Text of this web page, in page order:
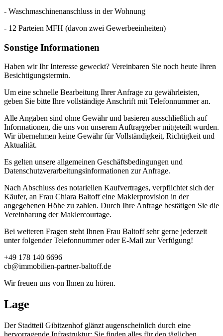
- Waschmaschinenanschluss in der Wohnung
- 12 Parteien MFH (davon zwei Gewerbeeinheiten)
Sonstige Informationen
Haben wir Ihr Interesse geweckt? Vereinbaren Sie noch heute Ihren
Besichtigungstermin.
Um eine schnelle Bearbeitung Ihrer Anfrage zu gewährleisten,
geben Sie bitte Ihre vollständige Anschrift mit Telefonnummer an.
Alle Angaben sind ohne Gewähr und basieren ausschließlich auf
Informationen, die uns von unserem Auftraggeber mitgeteilt wurden.
Wir übernehmen keine Gewähr für Vollständigkeit, Richtigkeit und
Aktualität.
Es gelten unsere allgemeinen Geschäftsbedingungen und
Datenschutzverarbeitungsinformationen zur Anfrage.
Nach Abschluss des notariellen Kaufvertrages, verpflichtet sich der
Käufer, an Frau Chiara Baltoff eine Maklerprovision in der
angegebenen Höhe zu zahlen. Durch Ihre Anfrage bestätigen Sie die
Vereinbarung der Maklercourtage.
Bei weiteren Fragen steht Ihnen Frau Baltoff sehr gerne jederzeit
unter folgender Telefonnummer oder E-Mail zur Verfügung!
+49 178 140 6696
cb@immobilien-partner-baltoff.de
Wir freuen uns von Ihnen zu hören.
Lage
Der Stadtteil Gibitzenhof glänzt augenscheinlich durch eine
hervorragende Infrastruktur: Sie finden alles für den täglichen